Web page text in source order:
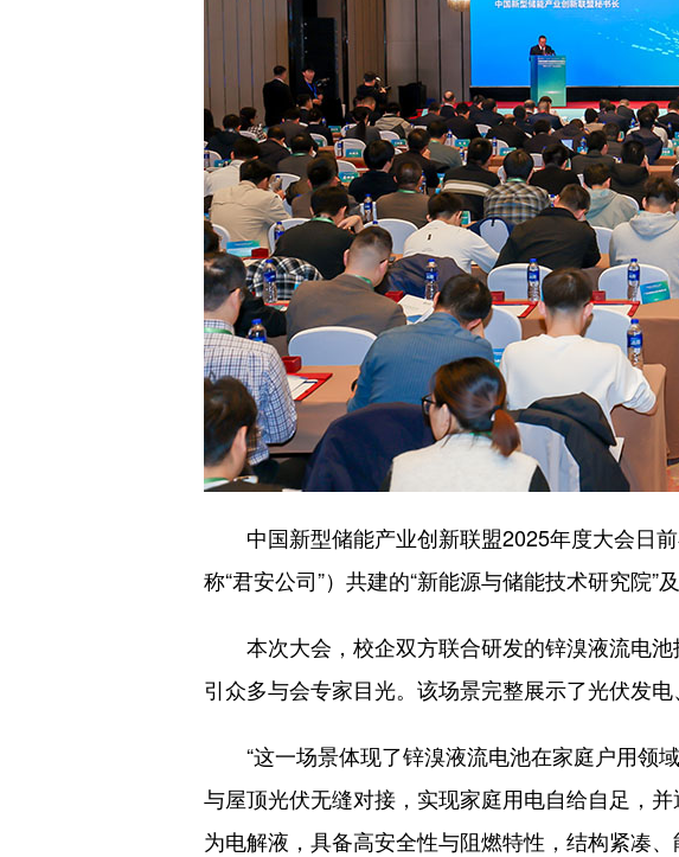
中国新型储能产业创新联盟2025年度大会日前
称“君安公司”）共建的“新能源与储能技术研究院”
本次大会，校企双方联合研发的锌溴液流电池
引众多与会专家目光。该场景完整展示了光伏发
“这一场景体现了锌溴液流电池在家庭户用领
与屋顶光伏无缝对接，实现家庭用电自给自足，
为电解液，具备高安全性与阻燃特性，结构紧凑